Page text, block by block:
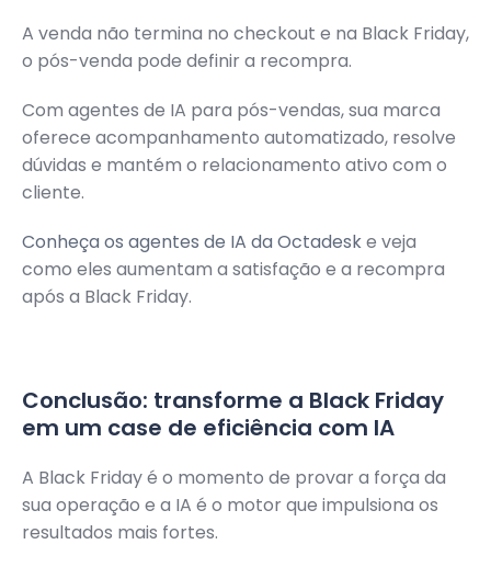
A venda não termina no checkout e na Black Friday,
o pós-venda pode definir a recompra.
Com agentes de IA para pós-vendas, sua marca
oferece acompanhamento automatizado, resolve
dúvidas e mantém o relacionamento ativo com o
cliente.
Conheça os agentes de IA da Octadeske veja
como eles aumentam a satisfação e a recompra
após a Black Friday.
Conclusão: transforme a Black Friday
em um case de eficiência com IA
A Black Friday é o momento de provar a força da
sua operação e a IA é o motor que impulsiona os
resultados mais fortes.